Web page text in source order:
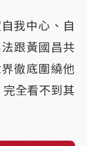
我中心、自
跟黃國昌共
徹底圍繞他
全看不到其